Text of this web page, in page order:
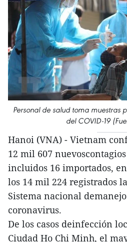
Personal de salud toma muestras
del COVID-19
Hanoi (VNA) - Vietnam
12 mil 607
incluidos 16 importados,
los 14 mil 224 registrados
Sistema nacional
coronavirus.
De los casos deinfección
Ciudad Ho Chi Minh, el